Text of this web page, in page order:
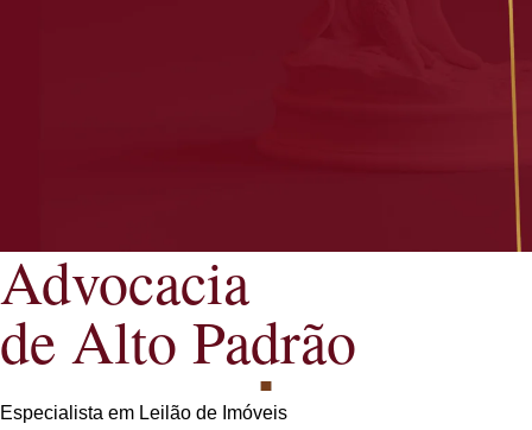
Advocacia
de Alto Padrão
Especialista em Leilão de Imóveis